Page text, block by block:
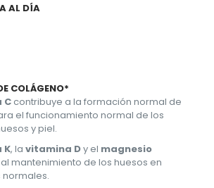
AL DÍA
COLÁGENO*
Ccontribuye a la formación normal de
el funcionamiento normal de los
y piel.
K, la vitamina Dy el magnesio
mantenimiento de los huesos en